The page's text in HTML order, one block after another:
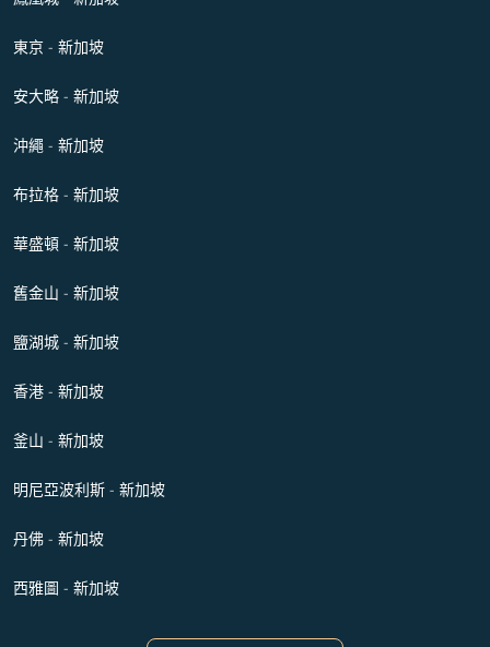
東京 - 新加坡
安大略 - 新加坡
沖繩 - 新加坡
布拉格 - 新加坡
華盛頓 - 新加坡
舊金山 - 新加坡
鹽湖城 - 新加坡
香港 - 新加坡
釜山 - 新加坡
明尼亞波利斯 - 新加坡
丹佛 - 新加坡
西雅圖 - 新加坡